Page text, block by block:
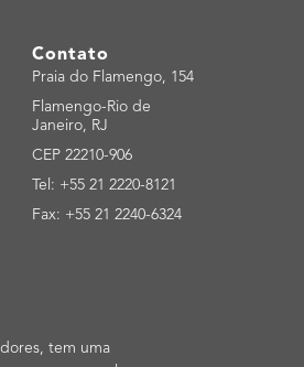
tem uma
Contato
Praia do Flamengo, 154
Flamengo-Rio de
Janeiro, RJ
CEP 22210-906
Tel: +55 21 2220-8121
Fax: +55 21 2240-6324